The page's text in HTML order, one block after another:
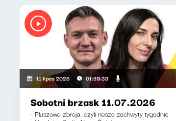
11 lipca 2026 01:59:33
Sobotni brzask 11.07.2026
- Pluszowa zbroja, czyli nasze zachwyty tygodnia